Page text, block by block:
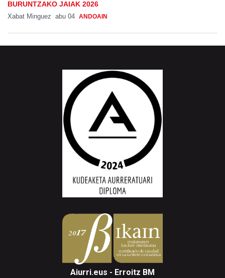
BURUNTZAKO JAIAK 2026
Xabat Minguez abu 04 ANDOAIN
Aiurri.eus - Erroitz BM